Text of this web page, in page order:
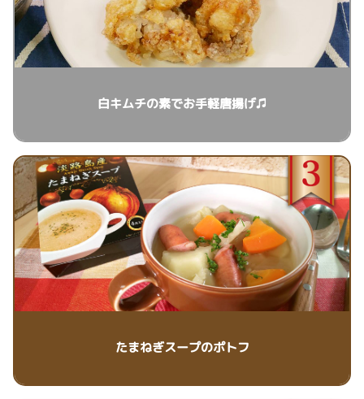
白キムチの素でお手軽唐揚げ♫
たまねぎスープのポトフ